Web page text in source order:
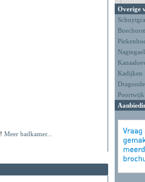
Meer badkamer...
Overige
Boechorst
Nagtegael
Kadijken
Poortwijk